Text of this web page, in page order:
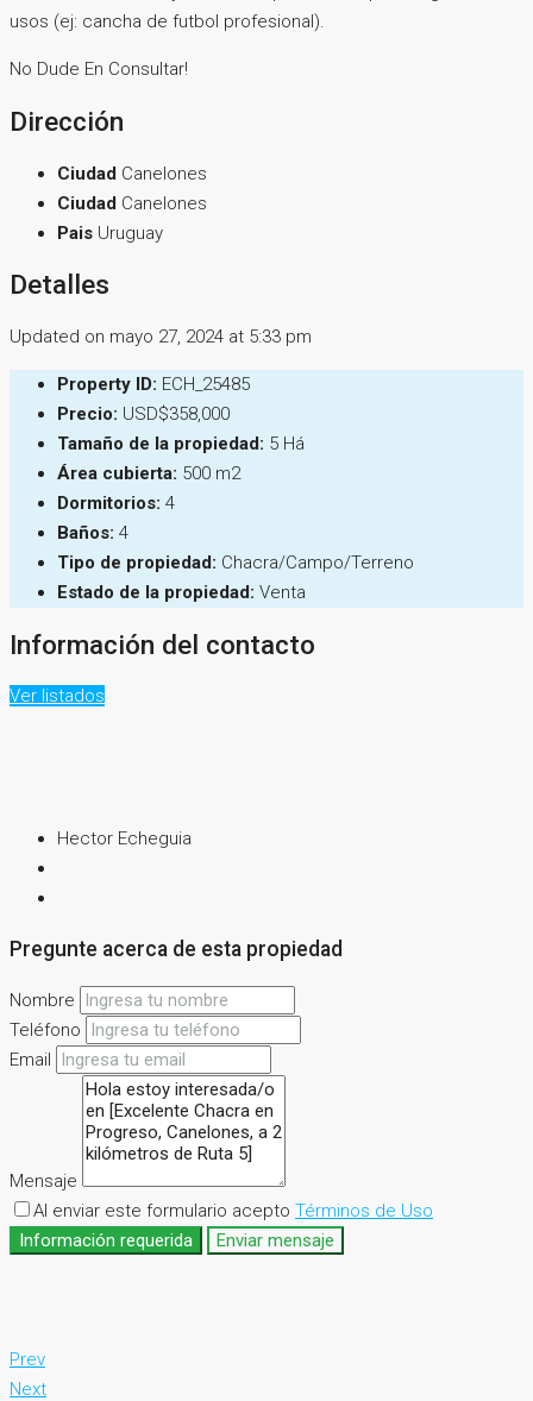
usos (ej: cancha de futbol profesional).
No Dude En Consultar!
Dirección
Ciudad Canelones
Ciudad Canelones
Pais Uruguay
Detalles
Updated on mayo 27, 2024 at 5:33 pm
Property ID: ECH_25485
Precio: USD$358,000
Tamaño de la propiedad: 5 Há
Área cubierta: 500 m2
Dormitorios: 4
Baños: 4
Tipo de propiedad: Chacra/Campo/Terreno
Estado de la propiedad: Venta
Información del contacto
Ver listados
Hector Echeguia
Pregunte acerca de esta propiedad
Nombre
Teléfono
Email
Mensaje
Al enviar este formulario acepto Términos de Uso
Información requerida
Enviar mensaje
Prev
Next